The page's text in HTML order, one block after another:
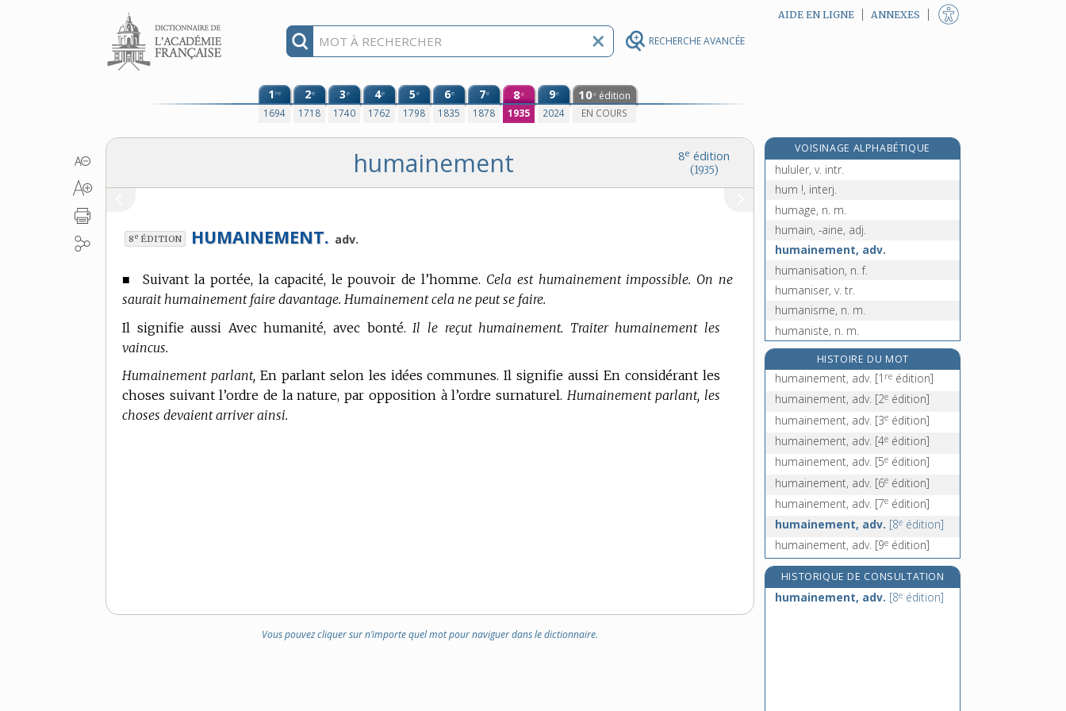
RECHERCHE AVANCÉE
Aller au contenu AIDE EN LIGNE ANNEXES
1re
1694
2e
1718
3e
1740
4e
1762
5e
1798
6e
1835
7e
1878
8e
1935
9e
2024
10e édition
EN COURS
8e édition
(1935)
humainement
8e ÉDITION HUMAINEMENT. adv.
■Suivant la portée, la capacité, le pouvoir de l’homme. Cela est humainement impossible. On ne
saurait humainement faire davantage. Humainement cela ne peut se faire.
Il signifie aussi Avec humanité, avec bonté. Il le reçut humainement. Traiter humainement les
vaincus.
Humainement parlant,En parlant selon les idées communes. Il signifie aussi En considérant les
choses suivant l’ordre de la nature, par opposition à l’ordre surnaturel. Humainement parlant, les
choses devaient arriver ainsi.
Vous pouvez cliquer sur n’importe quel mot pour naviguer dans le dictionnaire.
VOISINAGE ALPHABÉTIQUE
hululement, n. m.
hululer, v. intr.
hum !, interj.
humage, n. m.
humain, -aine, adj.
humainement, adv.
humanisation, n. f.
humaniser, v. tr.
humanisme, n. m.
humaniste, n. m.
humanitaire, adj.
humanitarisme, n. m.
HISTOIRE DU MOT
humainement, adv. [1 re édition]
humainement, adv. [2e édition]
humainement, adv. [3e édition]
humainement, adv. [4e édition]
humainement, adv. [5e édition]
humainement, adv. [6e édition]
humainement, adv. [7e édition]
humainement, adv. [8e édition]
humainement, adv. [9e édition]
HISTORIQUE DE CONSULTATION
humainement, adv. [8e édition]